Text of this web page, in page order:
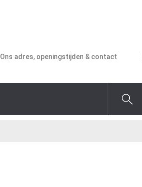
Ons adres, openingstijden & contact